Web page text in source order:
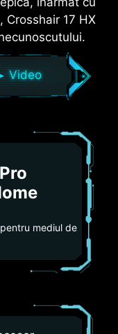
17 HX
Video
mediul de